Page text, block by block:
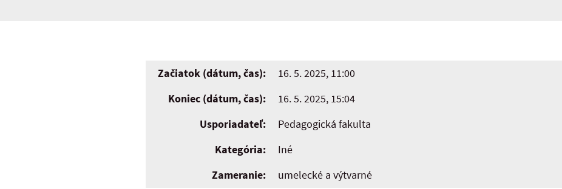
Začiatok (dátum, čas):
16. 5. 2025, 11:00
Koniec (dátum, čas):
16. 5. 2025, 15:04
Usporiadateľ:
Pedagogická fakulta
Kategória:
Iné
Zameranie:
umelecké a výtvarné